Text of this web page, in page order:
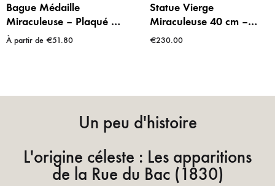
Bague Médaille
Miraculeuse – Plaqué Or
18 Carats
À partir de €51.80
Statue Vierge
Miraculeuse 40 cm –
finition bronze – Détails
€230.00
Un peu d'histoire
L'origine céleste : Les apparitions
de la Rue du Bac (1830)